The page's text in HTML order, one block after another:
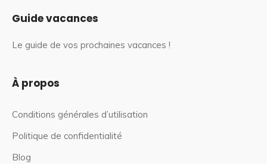
Guide vacances
Le guide de vos prochaines vacances !
À propos
Conditions générales d’utilisation
Politique de confidentialité
Blog